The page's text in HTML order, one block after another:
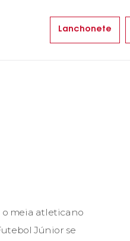
Lanchonete
o meia atleticano
Júnior se